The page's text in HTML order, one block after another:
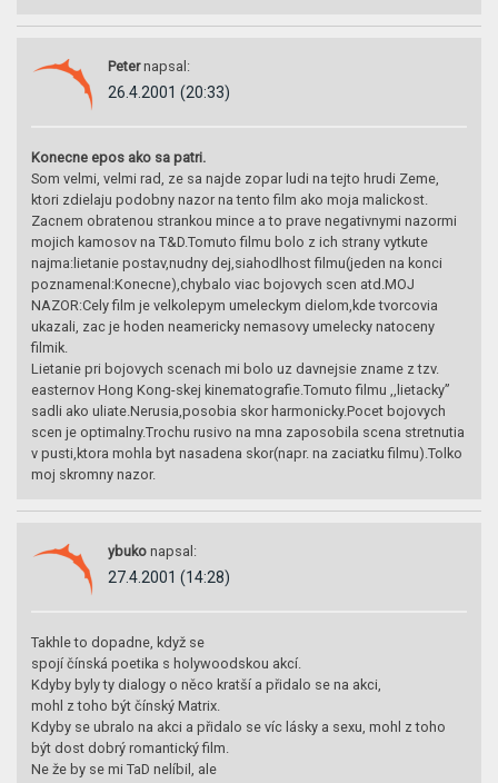
Peter napsal:
26.4.2001 (20:33)
Konecne epos ako sa patri.
Som velmi, velmi rad, ze sa najde zopar ludi na tejto hrudi Zeme,
ktori zdielaju podobny nazor na tento film ako moja malickost.
Zacnem obratenou strankou mince a to prave negativnymi nazormi
mojich kamosov na T&D.Tomuto filmu bolo z ich strany vytkute
najma:lietanie postav,nudny dej,siahodlhost filmu(jeden na konci
poznamenal:Konecne),chybalo viac bojovych scen atd.MOJ
NAZOR:Cely film je velkolepym umeleckym dielom,kde tvorcovia
ukazali, zac je hoden neamericky nemasovy umelecky natoceny
filmik.
Lietanie pri bojovych scenach mi bolo uz davnejsie zname z tzv.
easternov Hong Kong-skej kinematografie.Tomuto filmu ,,lietacky”
sadli ako uliate.Nerusia,posobia skor harmonicky.Pocet bojovych
scen je optimalny.Trochu rusivo na mna zaposobila scena stretnutia
v pusti,ktora mohla byt nasadena skor(napr. na zaciatku filmu).Tolko
moj skromny nazor.
ybuko napsal:
27.4.2001 (14:28)
Takhle to dopadne, když se
spojí čínská poetika s holywoodskou akcí.
Kdyby byly ty dialogy o něco kratší a přidalo se na akci,
mohl z toho být čínský Matrix.
Kdyby se ubralo na akci a přidalo se víc lásky a sexu, mohl z toho
být dost dobrý romantický film.
Ne že by se mi TaD nelíbil, ale